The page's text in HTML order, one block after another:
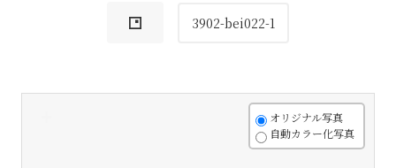
3902-bei022-1
オリジナル写真
自動カラー化写真